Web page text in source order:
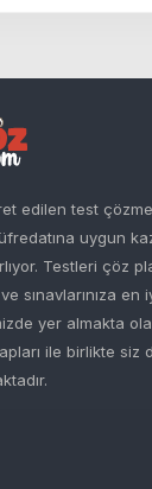
edilen test
uygun
Testleri çöz
sınavlarınıza en
yer almakta
ile birlikte siz